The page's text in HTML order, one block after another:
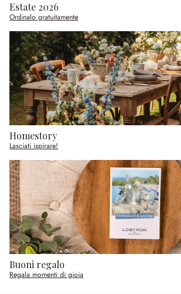
Estate 2026
Ordinalo gratuitamente
Homestory
Lasciati ispirare!
Buoni regalo
Regala momenti di gioia